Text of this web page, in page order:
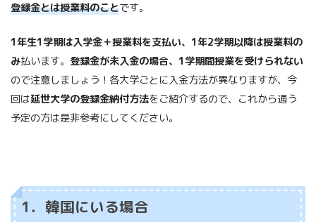
登録金とは授業料のことです。
1年生1学期は入学金＋授業料を支払い、1年2学期以降は授業料の
み払います。 登録金が未入金の場合、1学期間授業を受けられない
ので注意しましょう！各大学ごとに入金方法が異なりますが、今
回は延世大学の登録金納付方法をご紹介するので、これから通う
予定の方は是非参考にしてください。
1．韓国にいる場合